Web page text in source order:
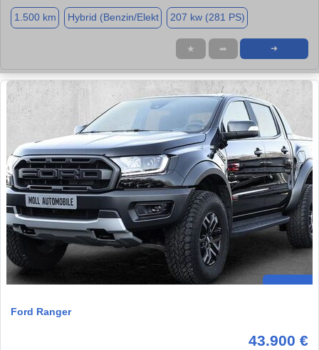
1.500 km Hybrid (Benzin/Elekt 207 kw (281 PS)
★ ➦ ➜
Ford Ranger
43.900 €